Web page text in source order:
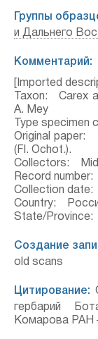
Группы
и Дальнего
Комментарий:
[Imported
Taxon: Carex
A. Mey
Type
Original paper:
(Fl. Ochot.).
Collectors:
Record
Collection date:
Country:
State/Province:
Создание
old scans
Цитирование:
гербарий
Комарова РАН